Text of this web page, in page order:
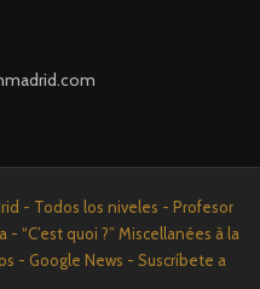
- Todos los niveles - Profesor
“C’est quoi ?” Miscellanées à la
- Google News - Suscríbete a